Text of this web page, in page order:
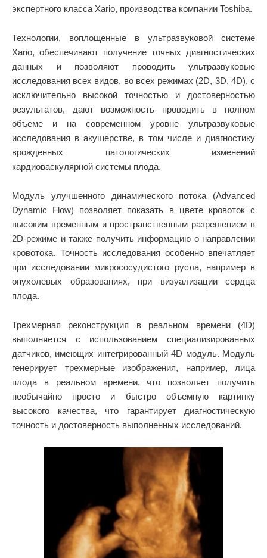
экспертного класса Xario, производства компании Toshiba.
Технологии, воплощенные в ультразвуковой системе
Xario, обеспечивают получение точных диагностических
данных и позволяют проводить ультразвуковые
исследования всех видов, во всех режимах (2D, 3D, 4D), с
исключительно высокой точностью и достоверностью
результатов, дают возможность проводить в полном
объеме и на современном уровне ультразвуковые
исследования в акушерстве, в том числе и диагностику
врожденных патологических изменений
кардиоваскулярной системы плода.
Модуль улучшенного динамического потока (Advanced
Dynamic Flow) позволяет показать в цвете кровоток с
высоким временным и пространственным разрешением в
2D-режиме и также получить информацию о направлении
кровотока. Точность исследования особенно впечатляет
при исследовании микрососудистого русла, например в
опухолевых образованиях, при визуализации сердца
плода.
Трехмерная реконструкция в реальном времени (4D)
выполняется с использованием специализированных
датчиков, имеющих интегрированный 4D модуль. Модуль
генерирует трехмерные изображения, например, лица
плода в реальном времени, что позволяет получить
необычайно просто и быстро объемную картинку
высокого качества, что гарантирует диагностическую
точность и достоверность выполненных исследований.